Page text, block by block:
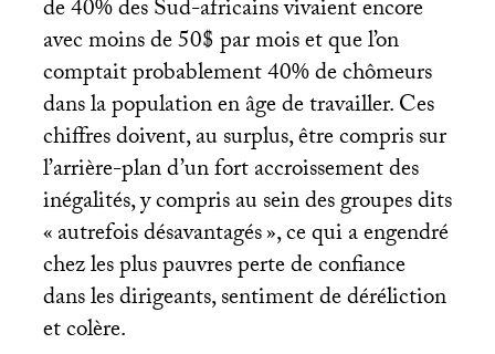
de 40% des Sud-africains vivaient encore
avec moins de 50$ par mois et que l’on
comptait probablement 40% de chômeurs
dans la population en âge de travailler. Ces
chiffres doivent, au surplus, être compris sur
l’arrière-plan d’un fort accroissement des
inégalités, y compris au sein des groupes dits
«autrefois désavantagés», ce qui a engendré
chez les plus pauvres perte de confiance
dans les dirigeants, sentiment de déréliction
et colère.